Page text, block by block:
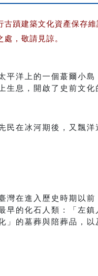
古蹟建築文化資產保存
處，敬請見諒。
平洋上的一個蕞爾小
生息，開啟了史前文化
民在冰河期後，又飄洋
灣在進入歷史時期以
早的化石人類：「左
」的墓葬與陪葬品，